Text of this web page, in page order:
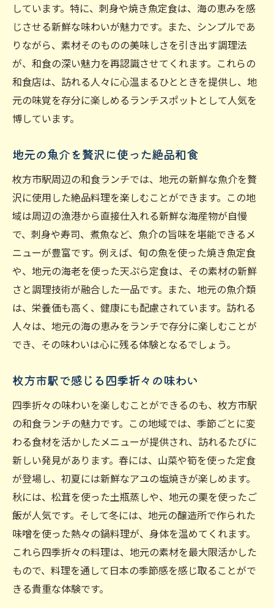
しています。特に、刺身や焼き魚定食は、海の恵みを感
じさせる新鮮な味わいが魅力です。また、シンプルであ
りながら、素材そのものの美味しさを引き出す調理法
が、和食の深い魅力を再認識させてくれます。これらの
和食店は、訪れる人々に心温まるひとときを提供し、地
元の味覚を存分に楽しめるランチスポットとして人気を
博しています。
地元の魚介を贅沢に使った絶品和食
枚方市駅周辺の和食ランチでは、地元の新鮮な魚介を贅
沢に使用した絶品料理を楽しむことができます。この地
域は周辺の漁港から直接仕入れる新鮮な海産物が自慢
で、刺身や寿司、煮魚など、魚介の旨味を堪能できるメ
ニューが豊富です。例えば、旬の魚を使った焼き魚定食
や、地元の海老を使った天ぷら定食は、その素材の新鮮
さと調理技術が融合した一品です。また、地元の魚介類
は、栄養価も高く、健康にも配慮されています。訪れる
人々は、地元の海の恵みをランチで存分に楽しむことが
でき、その味わいは心に残る体験となるでしょう。
枚方市駅で感じる四季折々の味わい
四季折々の味わいを楽しむことができるのも、枚方市駅
の和食ランチの魅力です。この地域では、季節ごとに変
わる食材を活かしたメニューが提供され、訪れるたびに
新しい発見があります。春には、山菜や筍を使った定食
が登場し、初夏には新鮮なアユの塩焼きが楽しめます。
秋には、松茸を使った土瓶蒸しや、地元の栗を使ったご
飯が人気です。そして冬には、地元の醸造所で作られた
味噌を使った熱々の鍋料理が、身体を温めてくれます。
これら四季折々の料理は、地元の素材を最大限活かした
もので、料理を通して日本の季節感を感じ取ることがで
きる貴重な体験です。